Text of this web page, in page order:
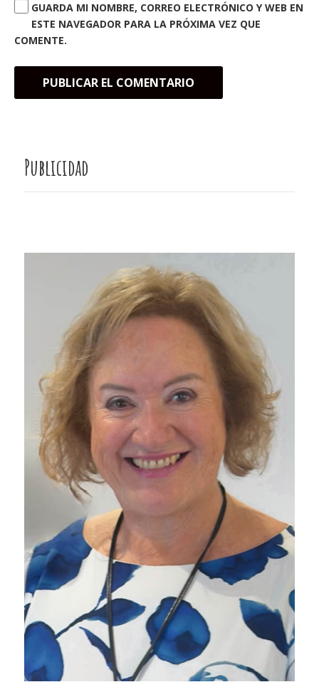
GUARDA MI NOMBRE, CORREO ELECTRÓNICO Y WEB EN
ESTE NAVEGADOR PARA LA PRÓXIMA VEZ QUE
COMENTE.
Publicidad